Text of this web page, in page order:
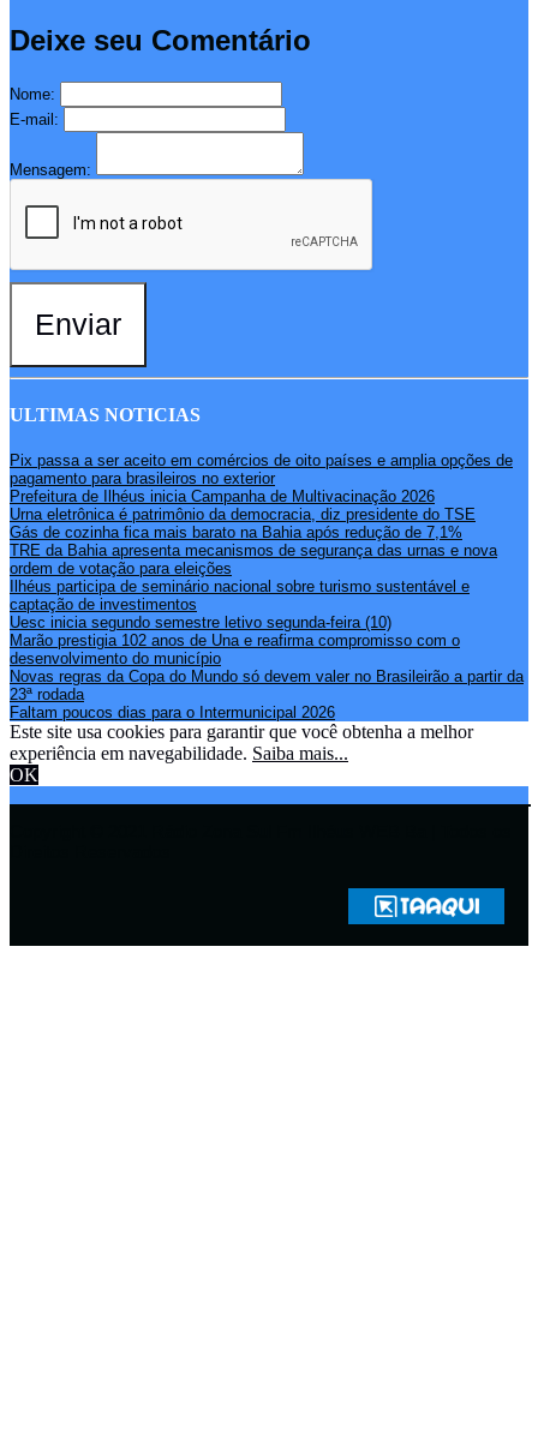
Deixe seu Comentário
Nome:
E-mail:
Mensagem:
Enviar
ULTIMAS NOTICIAS
Pix passa a ser aceito em comércios de oito países e amplia opções de
pagamento para brasileiros no exterior
Prefeitura de Ilhéus inicia Campanha de Multivacinação 2026
Urna eletrônica é patrimônio da democracia, diz presidente do TSE
Gás de cozinha fica mais barato na Bahia após redução de 7,1%
TRE da Bahia apresenta mecanismos de segurança das urnas e nova
ordem de votação para eleições
Ilhéus participa de seminário nacional sobre turismo sustentável e
captação de investimentos
Uesc inicia segundo semestre letivo segunda-feira (10)
Marão prestigia 102 anos de Una e reafirma compromisso com o
desenvolvimento do município
Novas regras da Copa do Mundo só devem valer no Brasileirão a partir da
23ª rodada
Faltam poucos dias para o Intermunicipal 2026
Este site usa cookies para garantir que você obtenha a melhor
experiência em navegabilidade. Saiba mais...
OK